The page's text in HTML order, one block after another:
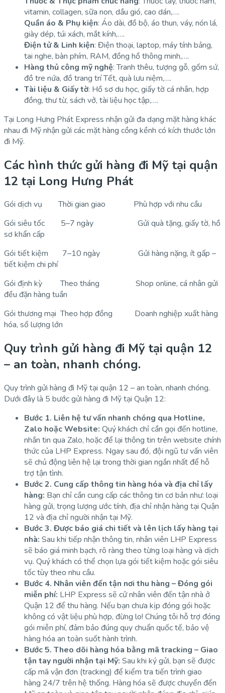
vitamin, collagen, sữa non, dầu gió, cao dán,….
Quần áo & Phụ kiện: Áo dài, đồ bộ, áo thun, váy, nón lá,
giày dép, túi xách, mắt kính,….
Điện tử & Linh kiện: Điện thoại, laptop, máy tính bảng,
tai nghe, bàn phím, RAM, đồng hồ thông minh,….
Hàng thủ công mỹ nghệ: Tranh thêu, tượng gỗ, gốm sứ,
đồ tre nứa, đồ trang trí Tết, quà lưu niệm,….
Tài liệu & Giấy tờ: Hồ sơ du học, giấy tờ cá nhân, hợp
đồng, thư từ, sách vở, tài liệu học tập,….
Tại Long Hưng Phát Express nhận gửi đa dạng mặt hàng khác
nhau đi Mỹ nhận gửi các mặt hàng cồng kềnh có kích thước lớn
đi Mỹ.
Các hình thức gửi hàng đi Mỹ tại quận
12 tại Long Hưng Phát
Gói dịch vụ Thời gian giao Phù hợp với nhu cầu
Gói siêu tốc 5–7 ngày Gửi quà tặng, giấy tờ, hồ
sơ khẩn cấp
Gói tiết kiệm 7–10 ngày Gửi hàng nặng, ít gấp –
tiết kiệm chi phí
Gói định kỳ Theo tháng Shop online, cá nhân gửi
đều đặn hàng tuần
Gói thương mại Theo hợp đồng Doanh nghiệp xuất hàng
hóa, số lượng lớn
Quy trình gửi hàng đi Mỹ tại quận 12
– an toàn, nhanh chóng.
Quy trình gửi hàng đi Mỹ tại quận 12 – an toàn, nhanh chóng.
Dưới đây là 5 bước gửi hàng đi Mỹ tại Quận 12:
Bước 1. Liên hệ tư vấn nhanh chóng qua Hotline,
Zalo hoặc Website: Quý khách chỉ cần gọi đến hotline,
nhắn tin qua Zalo, hoặc để lại thông tin trên website chính
thức của LHP Express. Ngay sau đó, đội ngũ tư vấn viên
sẽ chủ động liên hệ lại trong thời gian ngắn nhất để hỗ
trợ tận tình.
Bước 2. Cung cấp thông tin hàng hóa và địa chỉ lấy
hàng: Bạn chỉ cần cung cấp các thông tin cơ bản như: loại
hàng gửi, trọng lượng ước tính, địa chỉ nhận hàng tại Quận
12 và địa chỉ người nhận tại Mỹ.
Bước 3. Được báo giá chi tiết và lên lịch lấy hàng tại
nhà: Sau khi tiếp nhận thông tin, nhân viên LHP Express
sẽ báo giá minh bạch, rõ ràng theo từng loại hàng và dịch
vụ. Quý khách có thể chọn lựa gói tiết kiệm hoặc gói siêu
tốc tùy theo nhu cầu.
Bước 4. Nhân viên đến tận nơi thu hàng – Đóng gói
miễn phí: LHP Express sẽ cử nhân viên đến tận nhà ở
Quận 12 để thu hàng. Nếu bạn chưa kịp đóng gói hoặc
không có vật liệu phù hợp, đừng lo! Chúng tôi hỗ trợ đóng
gói miễn phí, đảm bảo đúng quy chuẩn quốc tế, bảo vệ
hàng hóa an toàn suốt hành trình.
Bước 5. Theo dõi hàng hóa bằng mã tracking – Giao
tận tay người nhận tại Mỹ: Sau khi ký gửi, bạn sẽ được
cấp mã vận đơn (tracking) để kiểm tra tiến trình giao
hàng 24/7 trên hệ thống. Hàng hóa sẽ được chuyển đến